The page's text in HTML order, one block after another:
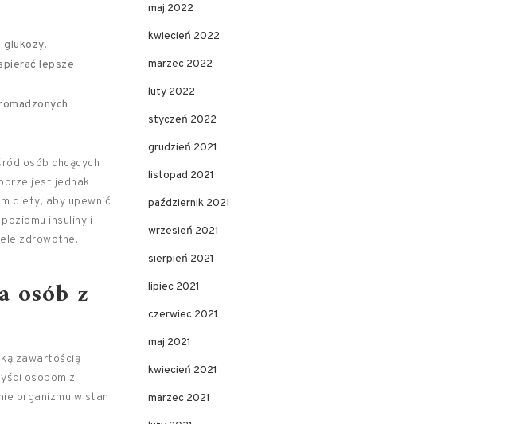
glukozy.
lepsze
osób chcących
jest jednak
diety, aby upewnić
insuliny i
zdrowotne.
osób z
zawartością
osobom z
organizmu w stan
maj 2022
kwiecień 2022
marzec 2022
luty 2022
styczeń 2022
grudzień 2021
listopad 2021
październik 2021
wrzesień 2021
sierpień 2021
lipiec 2021
czerwiec 2021
maj 2021
kwiecień 2021
marzec 2021